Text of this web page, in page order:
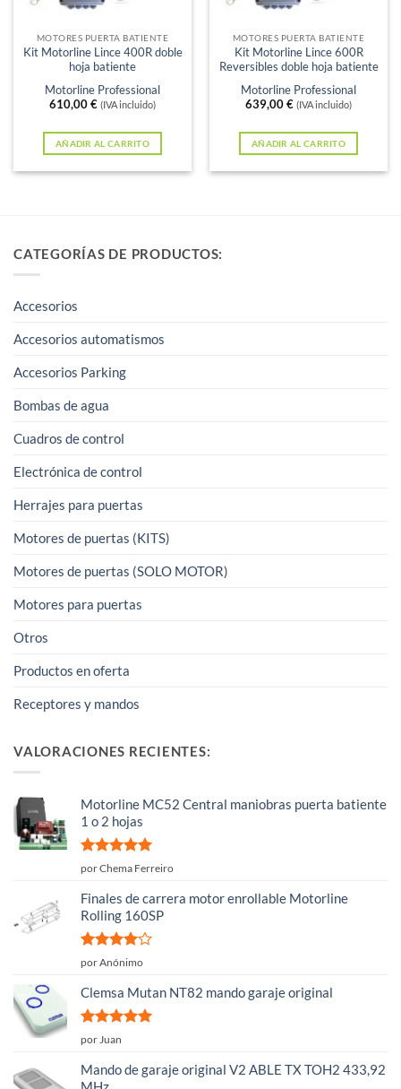
MOTORES PUERTA BATIENTE
Kit Motorline Lince 400R doble
hoja batiente
Motorline Professional
610,00€ (IVA incluido)
AÑADIR AL CARRITO
MOTORES PUERTA BATIENTE
Kit Motorline Lince 600R
Reversibles doble hoja batiente
Motorline Professional
639,00€ (IVA incluido)
AÑADIR AL CARRITO
CATEGORÍAS DE PRODUCTOS:
Accesorios
Accesorios automatismos
Accesorios Parking
Bombas de agua
Cuadros de control
Electrónica de control
Herrajes para puertas
Motores de puertas (KITS)
Motores de puertas (SOLO MOTOR)
Motores para puertas
Otros
Productos en oferta
Receptores y mandos
VALORACIONES RECIENTES:
Motorline MC52 Central maniobras puerta batiente
1 o 2 hojas
Valorado
por Chema Ferreiro
Finales de carrera motor enrollable Motorline
Rolling 160SP
Valorado
5
por Anónimo
Clemsa Mutan NT82 mando garaje original
Valorado
por Juan
Mando de garaje original V2 ABLE TX TOH2 433,92